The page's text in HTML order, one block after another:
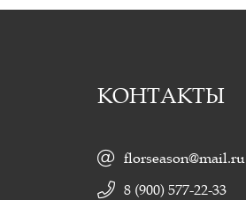
КОНТАКТЫ
florseason@mail.ru
8 (900) 577-22-33